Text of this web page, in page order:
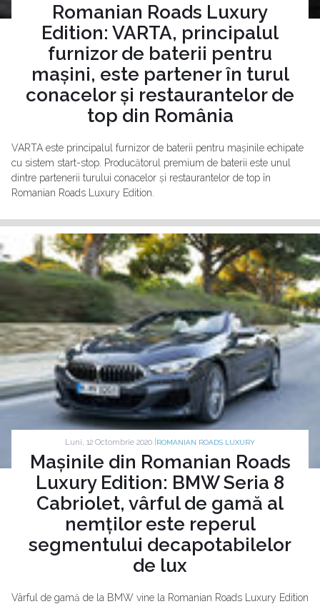
Romanian Roads Luxury
Edition: VARTA, principalul
furnizor de baterii pentru
mașini, este partener în turul
conacelor și restaurantelor de
top din România
VARTA este principalul furnizor de baterii pentru mașinile echipate
cu sistem start-stop. Producătorul premium de baterii este unul
dintre partenerii turului conacelor și restaurantelor de top în
Romanian Roads Luxury Edition.
Luni, 12 Octombrie 2020 | ROMANIAN ROADS LUXURY
Mașinile din Romanian Roads
Luxury Edition: BMW Seria 8
Cabriolet, vârful de gamă al
nemților este reperul
segmentului decapotabilelor
de lux
Vârful de gamă de la BMW vine la Romanian Roads Luxury Edition